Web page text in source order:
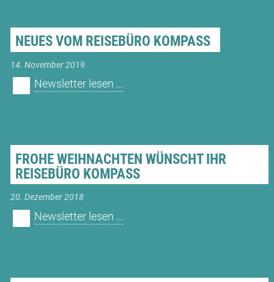
NEUES VOM REISEBÜRO KOMPASS
14. November 2019
Newsletter lesen ...
FROHE WEIHNACHTEN WÜNSCHT IHR
REISEBÜRO KOMPASS
20. Dezember 2018
Newsletter lesen ...